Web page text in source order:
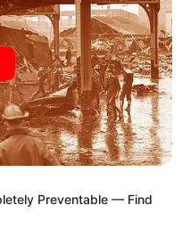
Preventable — Find